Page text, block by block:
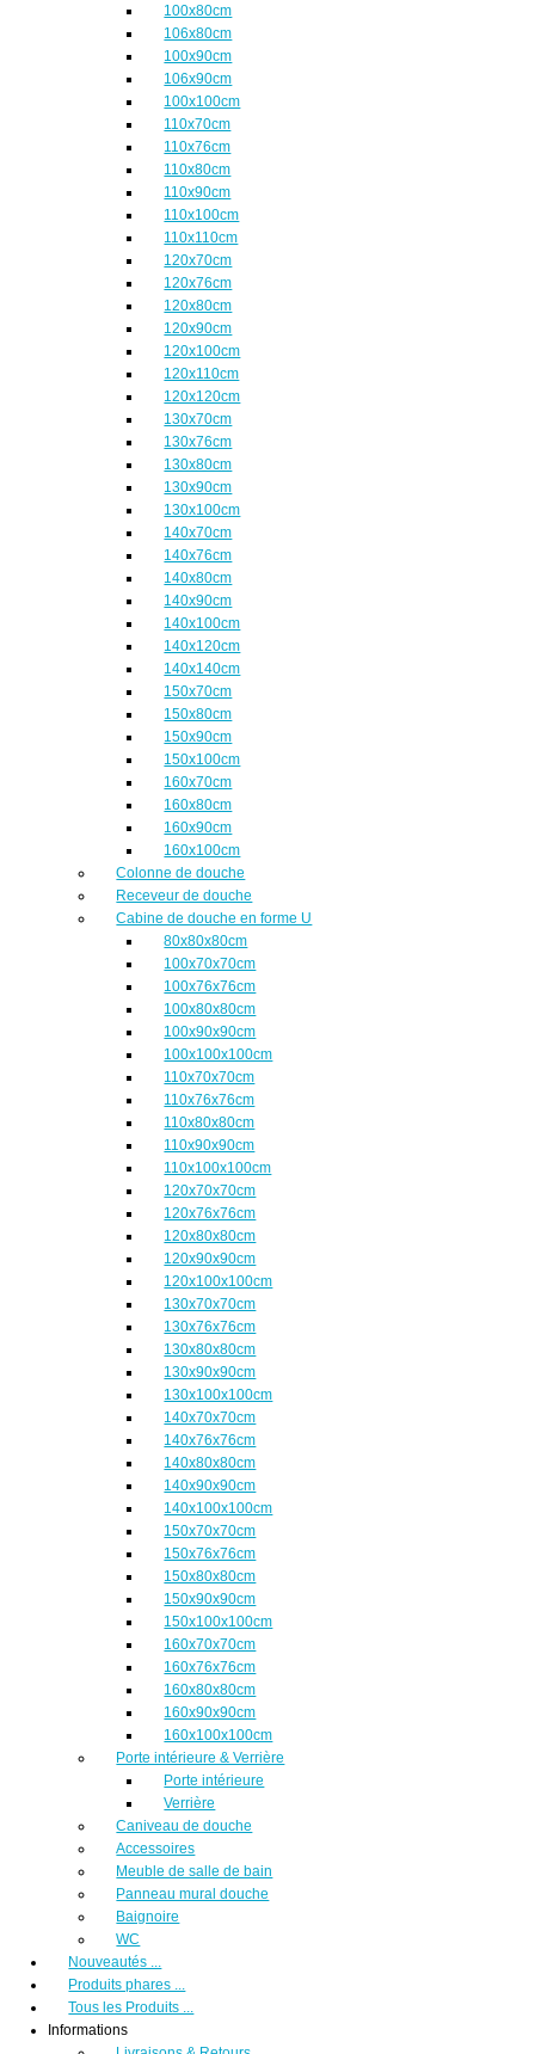
100x80cm
106x80cm
100x90cm
106x90cm
100x100cm
110x70cm
110x76cm
110x80cm
110x90cm
110x100cm
110x110cm
120x70cm
120x76cm
120x80cm
120x90cm
120x100cm
120x110cm
120x120cm
130x70cm
130x76cm
130x80cm
130x90cm
130x100cm
140x70cm
140x76cm
140x80cm
140x90cm
140x100cm
140x120cm
140x140cm
150x70cm
150x80cm
150x90cm
150x100cm
160x70cm
160x80cm
160x90cm
160x100cm
Colonne de douche
Receveur de douche
Cabine de douche en forme U
80x80x80cm
100x70x70cm
100x76x76cm
100x80x80cm
100x90x90cm
100x100x100cm
110x70x70cm
110x76x76cm
110x80x80cm
110x90x90cm
110x100x100cm
120x70x70cm
120x76x76cm
120x80x80cm
120x90x90cm
120x100x100cm
130x70x70cm
130x76x76cm
130x80x80cm
130x90x90cm
130x100x100cm
140x70x70cm
140x76x76cm
140x80x80cm
140x90x90cm
140x100x100cm
150x70x70cm
150x76x76cm
150x80x80cm
150x90x90cm
150x100x100cm
160x70x70cm
160x76x76cm
160x80x80cm
160x90x90cm
160x100x100cm
Porte intérieure & Verrière
Porte intérieure
Verrière
Caniveau de douche
Accessoires
Meuble de salle de bain
Panneau mural douche
Baignoire
WC
Nouveautés ...
Produits phares ...
Tous les Produits ...
Informations